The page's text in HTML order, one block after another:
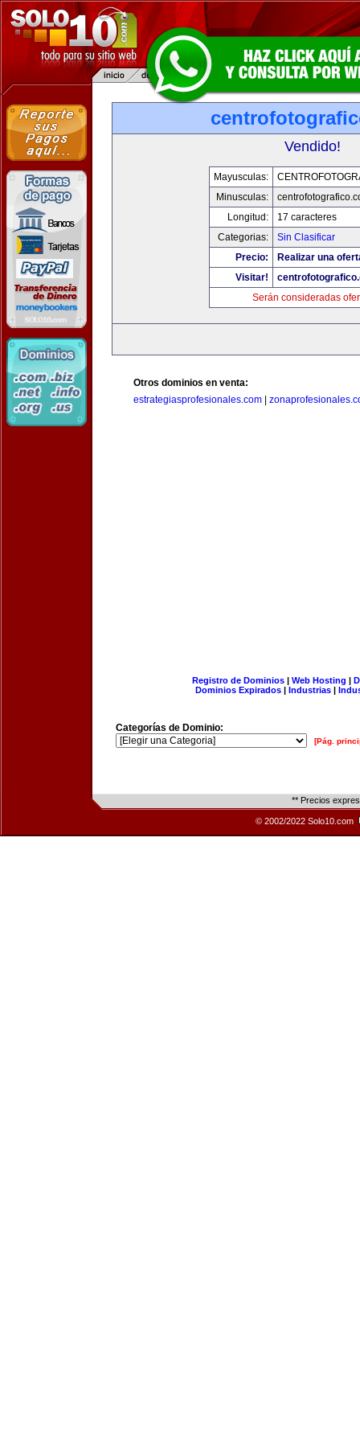
Vendido!
Mayusculas:
Minusculas:
Longitud:
17 caracteres
Categorias:
Sin Clasificar
Precio:
Realizar una
Visitar!
Serán consideradas
Otros dominios en venta:
estrategiasprofesionales.com
Registro de Dominios| Web Hosting |
Dominios Expirados | Industrias |
Categorías de Dominio:
[Pág.
** Precios
© 2002/2022 Solo10.com